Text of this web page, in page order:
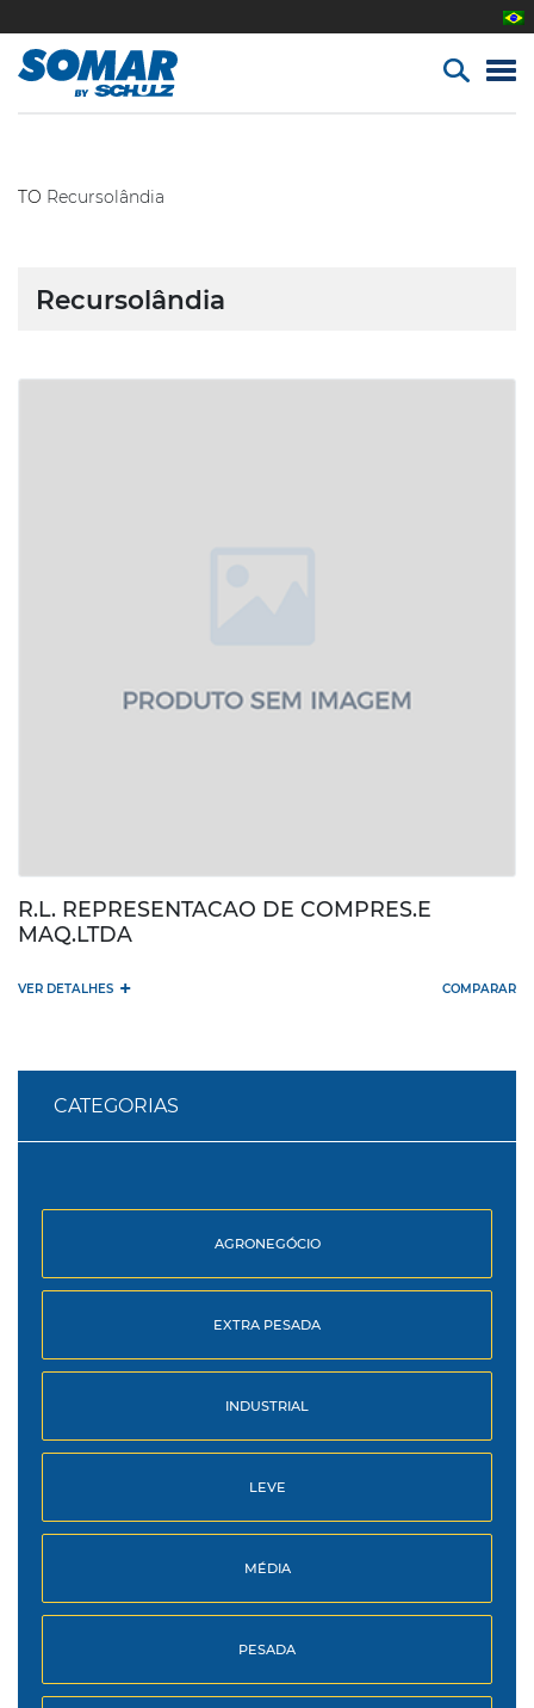
TO Recursolândia
CATEGORIAS
AGRONEGÓCIO
EXTRA PESADA
INDUSTRIAL
LEVE
MÉDIA
PESADA
Recursolândia
R.L. REPRESENTACAO DE COMPRES.E
MAQ.LTDA
VER DETALHES + COMPARAR